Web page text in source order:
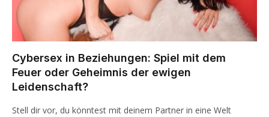
Cybersex in Beziehungen: Spiel mit dem
Feuer oder Geheimnis der ewigen
Leidenschaft?
Stell dir vor, du könntest mit deinem Partner in eine Welt